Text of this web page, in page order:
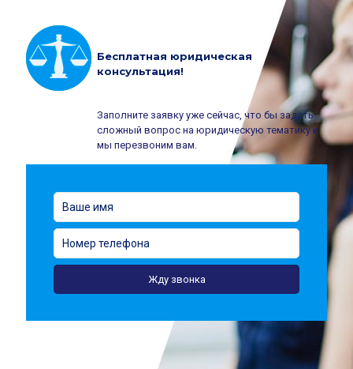
Бесплатная юридическая
консультация!
Заполните заявку уже сейчас, что бы задать
сложный вопрос на юридическую тематику и
мы перезвоним вам.